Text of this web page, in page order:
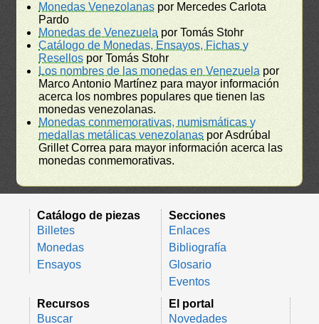
Monedas Venezolanas por Mercedes Carlota
Pardo
Monedas de Venezuela por Tomás Stohr
Catálogo de Monedas, Ensayos, Fichas y
Resellos por Tomás Stohr
Los nombres de las monedas en Venezuela por
Marco Antonio Martínez para mayor información
acerca los nombres populares que tienen las
monedas venezolanas.
Monedas conmemorativas, numismáticas y
medallas metálicas venezolanas por Asdrúbal
Grillet Correa para mayor información acerca las
monedas conmemorativas.
Catálogo de piezas
Billetes
Monedas
Ensayos
Secciones
Enlaces
Bibliografía
Glosario
Eventos
Recursos
Buscar
El portal
Novedades